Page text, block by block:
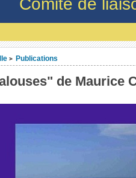
Comité de
> Publications
de Maurice